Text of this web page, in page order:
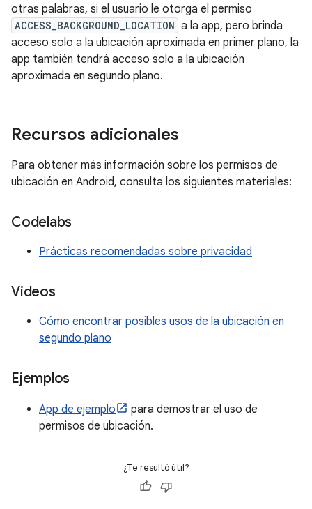
otras palabras, si el usuario le otorga el permiso
ACCESS_BACKGROUND_LOCATION a la app, pero brinda
acceso solo a la ubicación aproximada en primer plano, la
app también tendrá acceso solo a la ubicación
aproximada en segundo plano.
Recursos adicionales
Para obtener más información sobre los permisos de
ubicación en Android, consulta los siguientes materiales:
Codelabs
Prácticas recomendadas sobre privacidad
Videos
Cómo encontrar posibles usos de la ubicación en
segundo plano
Ejemplos
App de ejemplo
para demostrar el uso de
permisos de ubicación.
¿Te resultó útil?